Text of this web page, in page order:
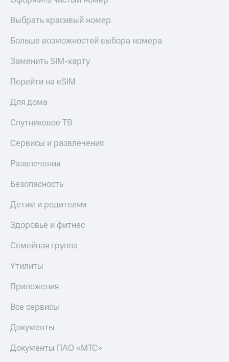
Выбрать красивый номер
Больше возможностей выбора номера
Заменить SIM-карту
Перейти на eSIM
Для дома
Спутниковое ТВ
Сервисы и развлечения
Развлечения
Безопасность
Детям и родителям
Здоровье и фитнес
Семейная группа
Утилиты
Приложения
Все сервисы
Документы
Документы ПАО «МТС»